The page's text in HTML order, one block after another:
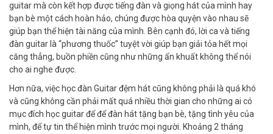
guitar mà còn kết hợp được tiếng đàn và giọng hát của mình hay
bạn bè một cách hoàn hảo, chúng được hòa quyện vào nhau sẽ
giúp bạn thể hiện tài năng của mình. Bên cạnh đó, lời ca và tiếng
đàn guitar là “phương thuốc” tuyệt vời giúp bạn giải tỏa hết mọi
căng thẳng, buồn phiền cũng như những ẩn khuất không thể nói
cho ai nghe được.
Hơn nữa, việc học đàn Guitar đệm hát cũng không phải là quá khó
và cũng không cần phải mất quá nhiều thời gian cho những ai có
mục đích học guitar để để đàn hát tặng bạn bè, tặng tình yêu của
mình, để tự tin thể hiện mình trước mọi người. Khoảng 2 tháng